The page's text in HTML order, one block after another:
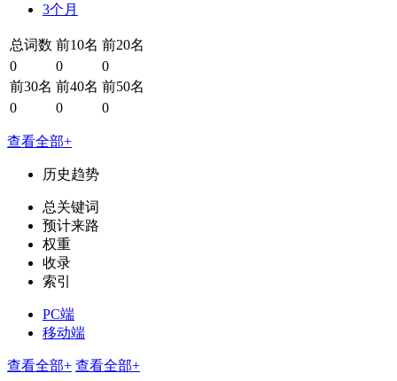
3个月
总词数 前10名 前20名
0
0
0
前30名 前40名 前50名
0
0 0
查看全部+
历史趋势
总关键词
预计来路
权重
收录
索引
PC端
移动端
查看全部+ 查看全部+